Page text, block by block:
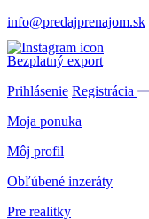
info@predajprenajom.sk
Bezplatný export
Prihlásenie Registrácia
Moja ponuka
Môj profil
Obľúbené inzeráty
Pre realitky